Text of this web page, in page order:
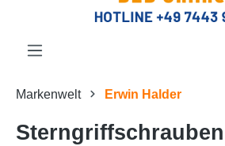
Markenwelt Erwin Halder